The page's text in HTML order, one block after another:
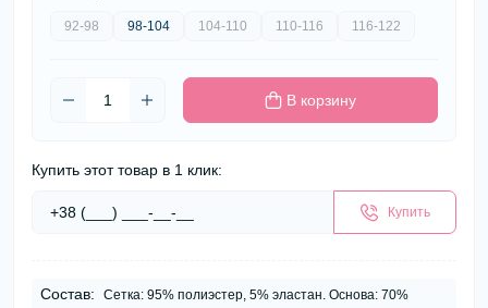
92-98 98-104 104-110 110-116 116-122
В корзину
Купить этот товар в 1 клик:
Купить
Состав:
Сетка: 95% полиэстер, 5% эластан. Основа: 70%